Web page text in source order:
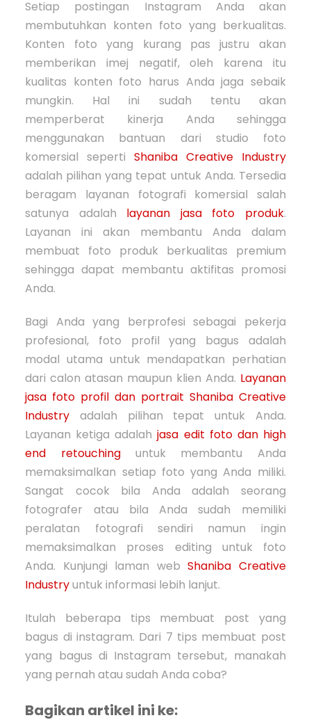
Setiap postingan Instagram Anda akan
membutuhkan konten foto yang berkualitas.
Konten foto yang kurang pas justru akan
memberikan imej negatif, oleh karena itu
kualitas konten foto harus Anda jaga sebaik
mungkin. Hal ini sudah tentu akan
memperberat kinerja Anda sehingga
menggunakan bantuan dari studio foto
komersial seperti Shaniba Creative Industry
adalah pilihan yang tepat untuk Anda. Tersedia
beragam layanan fotografi komersial salah
satunya adalah layanan jasa foto produk.
Layanan ini akan membantu Anda dalam
membuat foto produk berkualitas premium
sehingga dapat membantu aktifitas promosi
Anda.
Bagi Anda yang berprofesi sebagai pekerja
profesional, foto profil yang bagus adalah
modal utama untuk mendapatkan perhatian
dari calon atasan maupun klien Anda. Layanan
jasa foto profil dan portrait Shaniba Creative
Industry adalah pilihan tepat untuk Anda.
Layanan ketiga adalahjasa edit foto dan high
end retouchinguntuk membantu Anda
memaksimalkan setiap foto yang Anda miliki.
Sangat cocok bila Anda adalah seorang
fotografer atau bila Anda sudah memiliki
peralatan fotografi sendiri namun ingin
memaksimalkan proses editing untuk foto
Anda. Kunjungi laman webShaniba Creative
Industryuntuk informasi lebih lanjut.
Itulah beberapa tips membuat post yang
bagus di instagram. Dari 7 tips membuat post
yang bagus di Instagram tersebut, manakah
yang pernah atau sudah Anda coba?
Bagikan artikel ini ke: